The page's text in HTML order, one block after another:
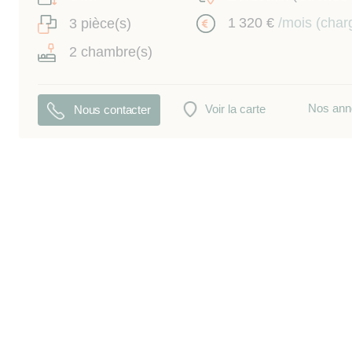
3 pièce(s)
2 chambre(s)
1 320 € /mois
Nous contacter Voir la carte Nos